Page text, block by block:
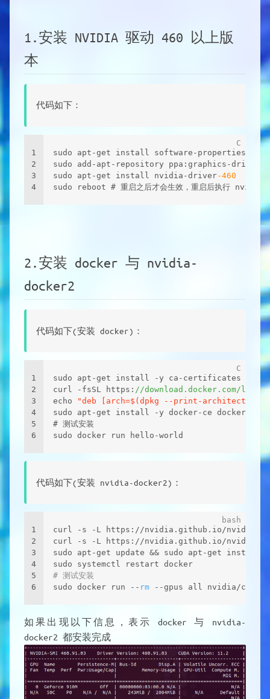
1.安装 NVIDIA 驱动 460 以上版
本
代码如下：
1
2
3
4
sudo apt-get install software-properties-
sudo add-apt-repository ppa:graphics-
sudo apt-get install nvidia-driver-460
sudo reboot # 重启之后才会生效，重启后执行 nvidia-
2.安装 docker 与 nvidia-
docker2
代码如下(安装 docker)：
1
2
3
4
5
6
sudo apt-get install -y ca-certificates curl
curl -fsSL https: //download.docker.com/
echo
"deb [arch=$(dpkg --print-architecture)
sudo apt-get install -y docker-ce docker-
# 测试安装
sudo docker run hello-world
代码如下(安装 nvidia-docker2)：
1
2
3
4
5
6
curl -s -L https://nvidia.github.io/nvidia-
curl -s -L https://nvidia.github.io/nvidia-
sudo apt-get update && sudo apt-get install
sudo systemctl restart docker
# 测试安装
sudo docker run -- rm --gpus all nvidia/
如果出现以下信息，表示 docker 与 nvidia-
docker2 都安装完成